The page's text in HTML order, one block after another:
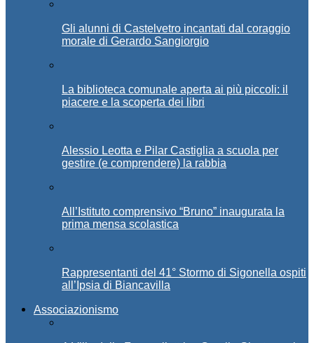
Gli alunni di Castelvetro incantati dal coraggio
morale di Gerardo Sangiorgio
La biblioteca comunale aperta ai più piccoli: il
piacere e la scoperta dei libri
Alessio Leotta e Pilar Castiglia a scuola per
gestire (e comprendere) la rabbia
All’Istituto comprensivo “Bruno” inaugurata la
prima mensa scolastica
Rappresentanti del 41° Stormo di Sigonella ospiti
all’Ipsia di Biancavilla
Associazionismo